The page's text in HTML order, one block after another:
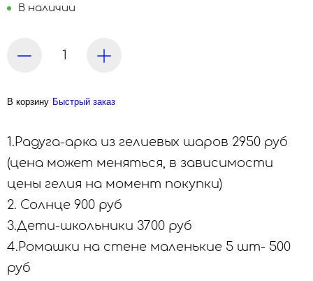
В наличии
В корзину Быстрый заказ
1.Радуга-арка из гелиевых шаров 2950 руб
(цена может меняться, в зависимости
цены гелия на момент покупки)
2. Солнце 900 руб
3.Дети-школьники 3700 руб
4.Ромашки на стене маленькие 5 шт- 500
руб